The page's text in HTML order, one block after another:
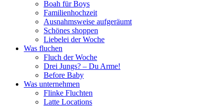
Boah für Boys
Familienhochzeit
Ausnahmsweise aufgeräumt
Schönes shoppen
Liebelei der Woche
Was fluchen
Fluch der Woche
Drei Jungs? – Du Arme!
Before Baby
Was unternehmen
Flinke Fluchten
Latte Locations